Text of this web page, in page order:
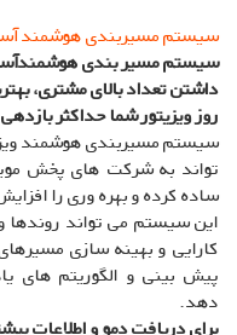
سیستم مسیربندی هوشمند
سیستم مسیر بندی هوشمندآسه
داشتن تعداد بالای مشتری،
روز ویزیتور شما حداکثر
سیستم مسیربندی هوشمند
تواند به شرکت های پخش
ساده کرده و بهره وری را
این سیستم می تواند روندها
کارایی و بهینه سازی
پیش بینی و الگوریتم های
دهد.
برای دریافت دمو و اطلاعات